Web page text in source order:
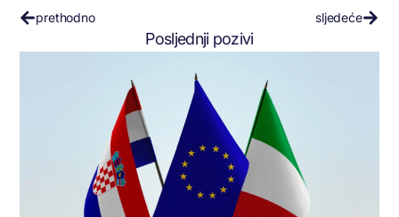
prethodno sljedeće
Posljednji pozivi